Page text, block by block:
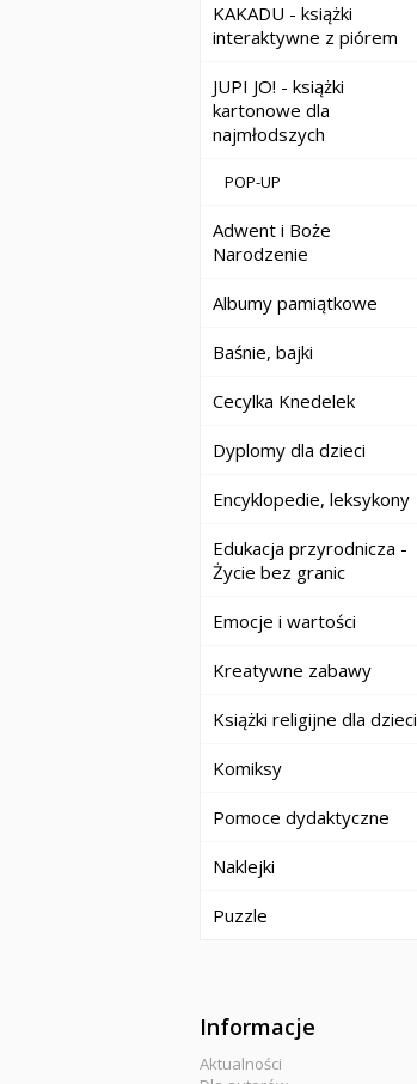
KAKADU - książki
interaktywne z piórem
JUPI JO! - książki
kartonowe dla
najmłodszych
POP-UP
Adwent i Boże
Narodzenie
Albumy pamiątkowe
Baśnie, bajki
Cecylka Knedelek
Dyplomy dla dzieci
Encyklopedie, leksykony
Edukacja przyrodnicza -
Życie bez granic
Emocje i wartości
Kreatywne zabawy
Książki religijne dla dzieci
Komiksy
Pomoce dydaktyczne
Naklejki
Puzzle
Informacje
Aktualności